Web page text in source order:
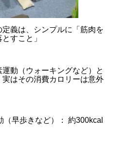
義は、シンプルに「筋肉を
すこと」
動（ウォーキングなど）と
はその消費カロリーは意外
（早歩きなど）： 約300kcal